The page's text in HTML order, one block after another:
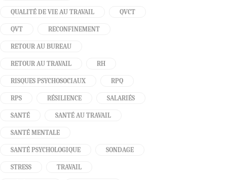
QUALITÉ DE VIE AU TRAVAIL QVCT
QVT RECONFINEMENT
RETOUR AU BUREAU
RETOUR AU TRAVAIL RH
RISQUES PSYCHOSOCIAUX RPQ
RPS RÉSILIENCE SALARIÉS
SANTÉ SANTÉ AU TRAVAIL
SANTÉ MENTALE
SANTÉ PSYCHOLOGIQUE SONDAGE
STRESS TRAVAIL